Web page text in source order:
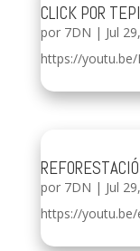
CLICK POR
por 7DN | Jul
https://youtu.be/
por 7DN | Jul
https://youtu.be/